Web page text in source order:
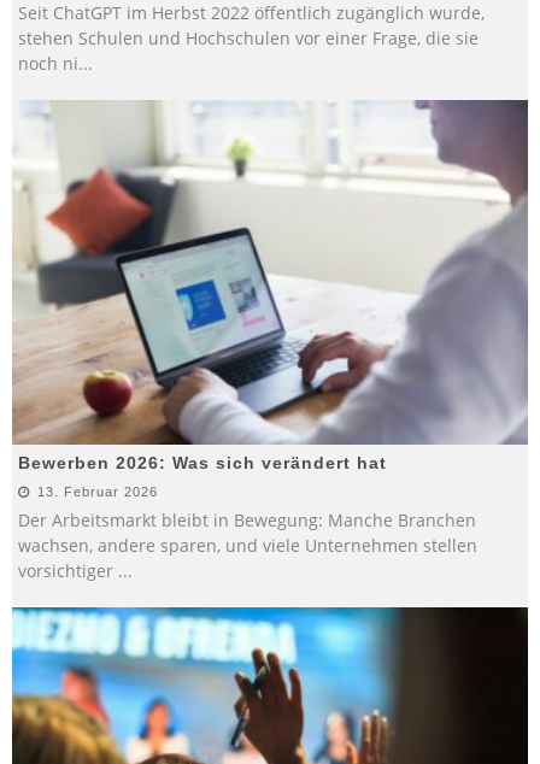
Seit ChatGPT im Herbst 2022 öffentlich zugänglich wurde,
stehen Schulen und Hochschulen vor einer Frage, die sie
noch ni...
Bewerben 2026: Was sich verändert hat
13. Februar 2026
Der Arbeitsmarkt bleibt in Bewegung: Manche Branchen
wachsen, andere sparen, und viele Unternehmen stellen
vorsichtiger ...